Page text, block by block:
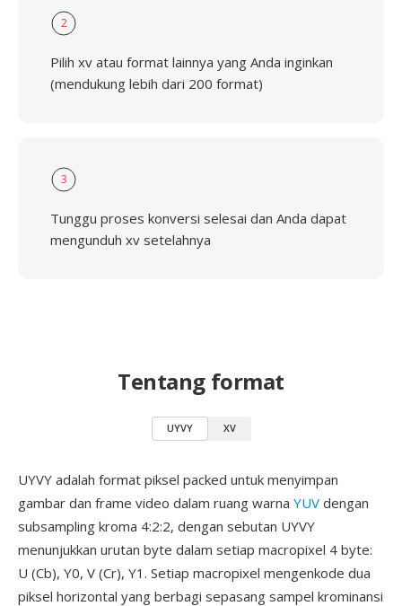
2
Pilih xv atau format lainnya yang Anda inginkan
(mendukung lebih dari 200 format)
3
Tunggu proses konversi selesai dan Anda dapat
mengunduh xv setelahnya
Tentang format
UYVY XV
UYVY adalah format piksel packed untuk menyimpan
gambar dan frame video dalam ruang warna YUV dengan
subsampling kroma 4:2:2, dengan sebutan UYVY
menunjukkan urutan byte dalam setiap macropixel 4 byte:
U (Cb), Y0, V (Cr), Y1. Setiap macropixel mengenkode dua
piksel horizontal yang berbagi sepasang sampel krominansi